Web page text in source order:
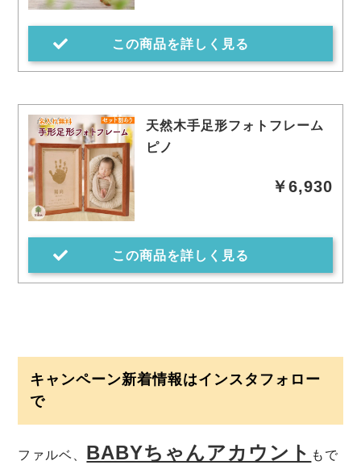
この商品を詳しく見る
天然木手足形フォトフレーム
ピノ
￥6,930
この商品を詳しく見る
キャンペーン新着情報はインスタフォロー
で
ファルベ、 BABYちゃんアカウント もで